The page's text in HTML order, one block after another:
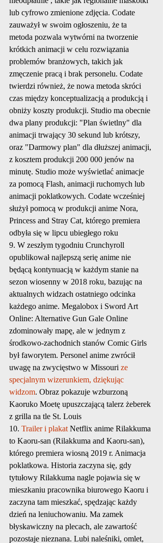
lub cyfrowo zmienione zdjęcia. Codate
zauważył w swoim ogłoszeniu, że ta
metoda pozwala wytwórni na tworzenie
krótkich animacji w celu rozwiązania
problemów branżowych, takich jak
zmęczenie pracą i brak personelu. Codate
twierdzi również, że nowa metoda skróci
czas między konceptualizacją a produkcją i
obniży koszty produkcji. Studio ma obecnie
dwa plany produkcji: "Plan świetlny" dla
animacji trwający 30 sekund lub krótszy,
oraz "Darmowy plan" dla dłuższej animacji,
z kosztem produkcji 200 000 jenów na
minutę. Studio może wyświetlać animacje
za pomocą Flash, animacji ruchomych lub
animacji poklatkowych. Codate wcześniej
służył pomocą w produkcji anime Nora,
Princess and Stray Cat, którego premiera
odbyła się w lipcu ubiegłego roku
9. W zeszłym tygodniu Crunchyroll
opublikował najlepszą serię anime nie
będącą kontynuacją w każdym stanie na
sezon wiosenny w 2018 roku, bazując na
aktualnych widzach ostatniego odcinka
każdego anime. Megalobox i Sword Art
Online: Alternative Gun Gale Online
zdominowały mapę, ale w jednym z
środkowo-zachodnich stanów Comic Girls
był faworytem. Personel anime zwrócił
uwagę na zwycięstwo w Missouri ze
specjalnym wizerunkiem, dziękując
widzom. Obraz pokazuje wzburzoną
Kaoruko Moetę upuszczającą talerz żeberek
z grilla na tle St. Louis
10. Trailer i plakat Netflix anime Rilakkuma
to Kaoru-san (Rilakkuma and Kaoru-san),
którego premiera wiosną 2019 r. Animacja
poklatkowa. Historia zaczyna się, gdy
tytułowy Rilakkuma nagle pojawia się w
mieszkaniu pracownika biurowego Kaoru i
zaczyna tam mieszkać, spędzając każdy
dzień na leniuchowaniu. Ma zamek
błyskawiczny na plecach, ale zawartość
pozostaje nieznana. Lubi naleśniki, omlet,